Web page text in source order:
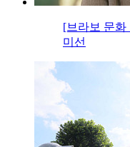
[브라보 문화
미선